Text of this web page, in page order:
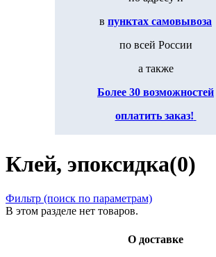
в пунктах самовывоза
по всей России
а также
Более 30 возможностей
оплатить заказ!
Клей, эпоксидка(0)
Фильтр (поиск по параметрам)
В этом разделе нет товаров.
О доставке